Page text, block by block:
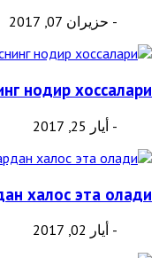
- حزيران 07, 2017
нодир хоссалари
- أيار 25, 2017
халос эта олади
- أيار 02, 2017